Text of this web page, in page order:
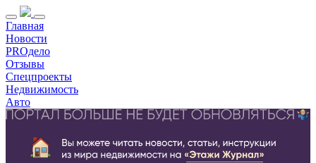
Главная
Новости
PROдело
Отзывы
Спецпроекты
Недвижимость
Авто